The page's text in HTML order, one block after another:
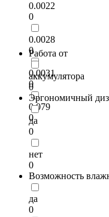
0.0022
0
0.0028
0
0.0031
0
0.079
0
Работа от
аккумулятора
0
Эргономичный
да
0
нет
0
Возможность
да
0